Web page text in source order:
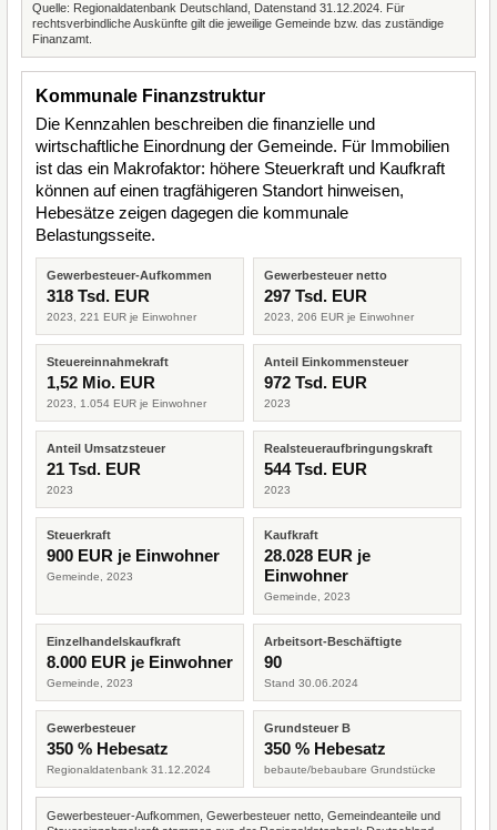
Quelle: Regionaldatenbank Deutschland, Datenstand 31.12.2024. Für
rechtsverbindliche Auskünfte gilt die jeweilige Gemeinde bzw. das zuständige
Finanzamt.
Kommunale Finanzstruktur
Die Kennzahlen beschreiben die finanzielle und
wirtschaftliche Einordnung der Gemeinde. Für Immobilien
ist das ein Makrofaktor: höhere Steuerkraft und Kaufkraft
können auf einen tragfähigeren Standort hinweisen,
Hebesätze zeigen dagegen die kommunale
Belastungsseite.
Gewerbesteuer-Aufkommen
318 Tsd. EUR
2023, 221 EUR je Einwohner
Gewerbesteuer netto
297 Tsd. EUR
2023, 206 EUR je Einwohner
Steuereinnahmekraft
1,52 Mio. EUR
2023, 1.054 EUR je Einwohner
Anteil Einkommensteuer
972 Tsd. EUR
2023
Anteil Umsatzsteuer
21 Tsd. EUR
2023
Realsteueraufbringungskraft
544 Tsd. EUR
2023
Steuerkraft
900 EUR je Einwohner
Gemeinde, 2023
Kaufkraft
28.028 EUR je
Einwohner
Gemeinde, 2023
Einzelhandelskaufkraft
8.000 EUR je Einwohner
Gemeinde, 2023
Arbeitsort-Beschäftigte
90
Stand 30.06.2024
Gewerbesteuer
350 % Hebesatz
Regionaldatenbank 31.12.2024
Grundsteuer B
350 % Hebesatz
bebaute/bebaubare Grundstücke
Gewerbesteuer-Aufkommen, Gewerbesteuer netto, Gemeindeanteile und